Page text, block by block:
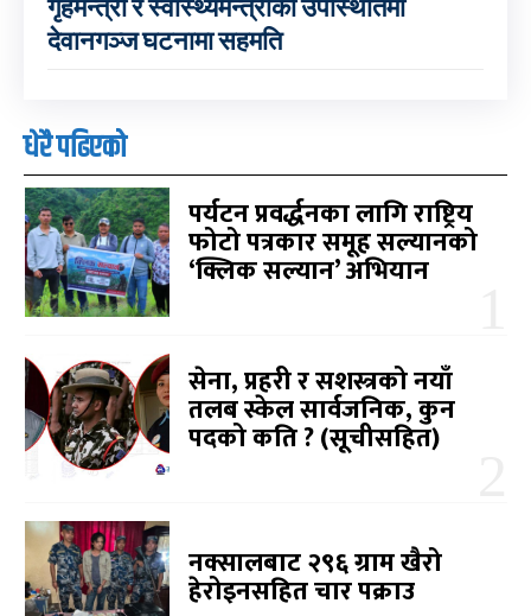
देवानगञ्ज घटनामा सहमति
धेरै पढिएको
पर्यटन प्रवर्द्धनका लागि राष्ट्रिय
फोटो पत्रकार समूह सल्यानको
‘क्लिक सल्यान’ अभियान
सेना, प्रहरी र सशस्त्रको नयाँ
तलब स्केल सार्वजनिक, कुन
पदको कति ? (सूचीसहित)
नक्सालबाट २९६ ग्राम खैरो
हेरोइनसहित चार पक्राउ